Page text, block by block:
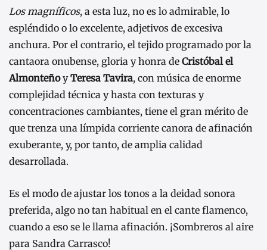
Los magníficos, a esta luz, no es lo admirable, lo
espléndido o lo excelente, adjetivos de excesiva
anchura. Por el contrario, el tejido programado por la
cantaora onubense, gloria y honra de Cristóbal el
AlmonteñoyTeresa Tavira, con música de enorme
complejidad técnica y hasta con texturas y
concentraciones cambiantes, tiene el gran mérito de
que trenza una límpida corriente canora de afinación
exuberante, y, por tanto, de amplia calidad
desarrollada.
Es el modo de ajustar los tonos a la deidad sonora
preferida, algo no tan habitual en el cante flamenco,
cuando a eso se le llama afinación. ¡Sombreros al aire
para Sandra Carrasco!